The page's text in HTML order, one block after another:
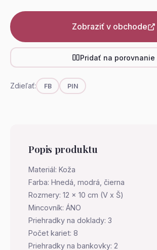
Zobraziť v obchode
Pridať na porovnanie
Zdieľať: FB PIN
Popis produktu
Materiál: Koža
Farba: Hnedá, modrá, čierna
Rozmery: 12 x 10 cm (V x Š)
Mincovník: ÁNO
Priehradky na doklady: 3
Počet kariet: 8
Priehradky na bankovky: 2